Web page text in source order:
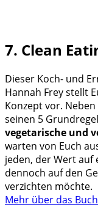
7. Clean
Dieser Koch- und
Hannah Frey stellt
Konzept vor.
seinen 5
vegetarische und
warten von Euch
jeden, der Wert auf
dennoch auf den
verzichten möchte.
Mehr über das